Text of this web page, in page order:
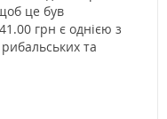
це був
грн є однією з
та